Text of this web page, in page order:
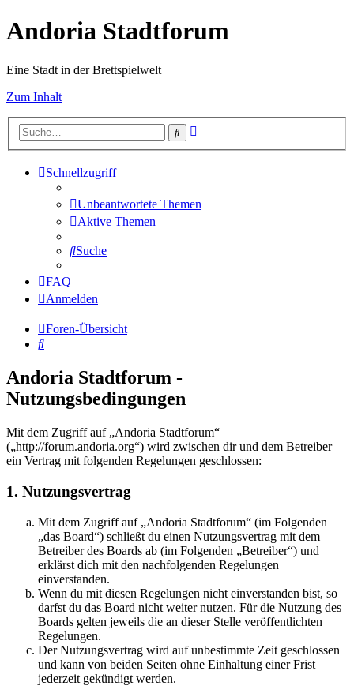
Andoria Stadtforum
Eine Stadt in der Brettspielwelt
Zum Inhalt
Suche
Schnellzugriff
Unbeantwortete Themen
Aktive Themen
Suche
FAQ
Anmelden
Foren-Übersicht
Suche
Andoria Stadtforum -
Nutzungsbedingungen
Mit dem Zugriff auf „Andoria Stadtforum“
(„http://forum.andoria.org“) wird zwischen dir und dem Betreiber
ein Vertrag mit folgenden Regelungen geschlossen:
1. Nutzungsvertrag
Mit dem Zugriff auf „Andoria Stadtforum“ (im Folgenden
„das Board“) schließt du einen Nutzungsvertrag mit dem
Betreiber des Boards ab (im Folgenden „Betreiber“) und
erklärst dich mit den nachfolgenden Regelungen
einverstanden.
Wenn du mit diesen Regelungen nicht einverstanden bist, so
darfst du das Board nicht weiter nutzen. Für die Nutzung des
Boards gelten jeweils die an dieser Stelle veröffentlichten
Regelungen.
Der Nutzungsvertrag wird auf unbestimmte Zeit geschlossen
und kann von beiden Seiten ohne Einhaltung einer Frist
jederzeit gekündigt werden.